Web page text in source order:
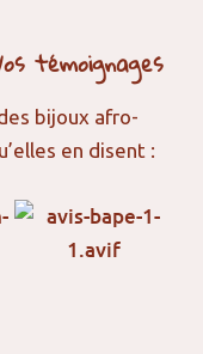
La graine de réglisse ou Abrus precatorius
témoignages
bijoux afro-
en disent :